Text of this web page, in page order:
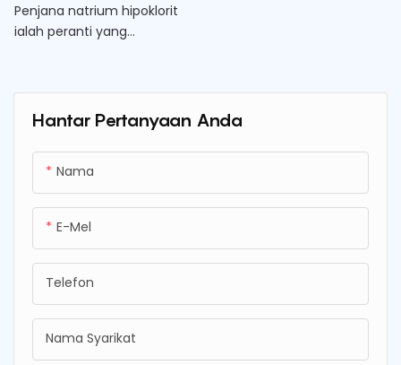
Hantar Pertanyaan Anda
Nama
E-Mel
Telefon
Nama Syarikat
Penjana natrium hipoklorit
ialah peranti yang
hipoklorit, pembasmi kuman
yang biasa digunakan untuk